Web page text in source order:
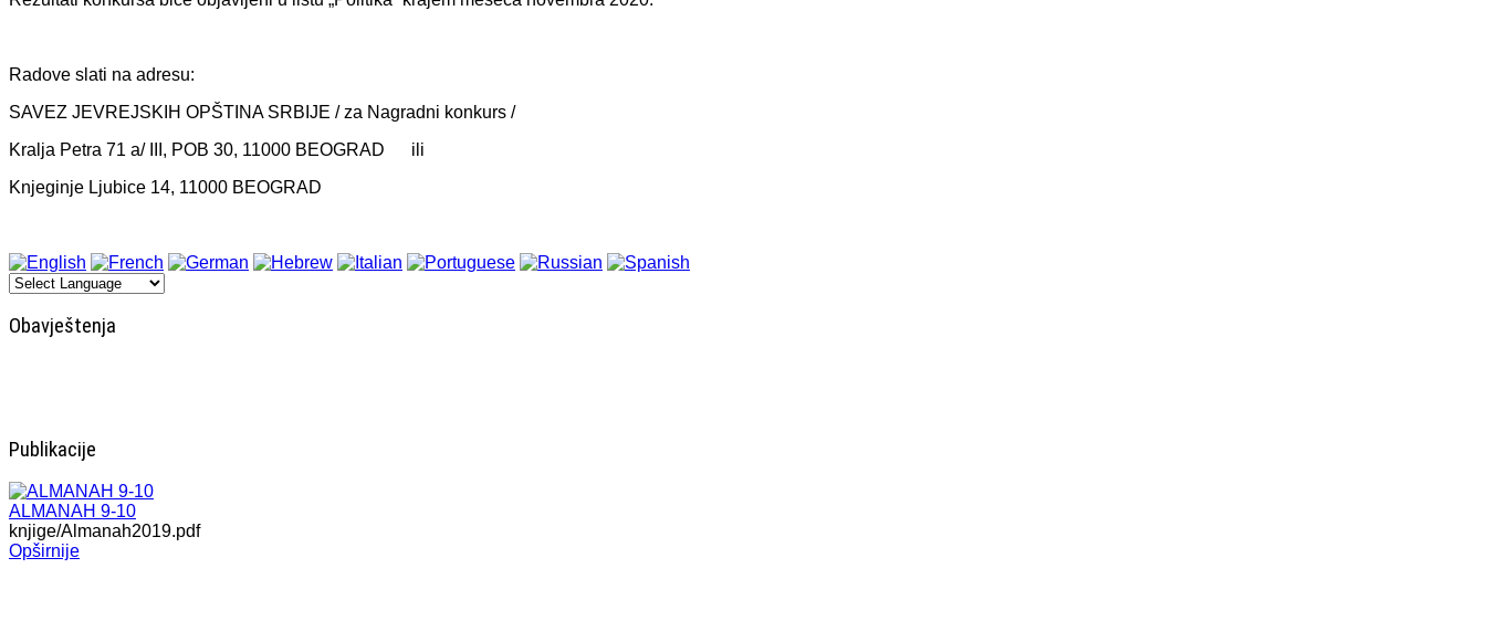
Radove slati na adresu:
SAVEZ JEVREJSKIH OPŠTINA SRBIJE / za Nagradni konkurs /
Kralja Petra 71 a/ III, POB 30, 11000 BEOGRAD ili
Knjeginje Ljubice 14, 11000 BEOGRAD
Obavještenja
Publikacije
ALMANAH 9-10
knjige/Almanah2019.pdf
Opširnije